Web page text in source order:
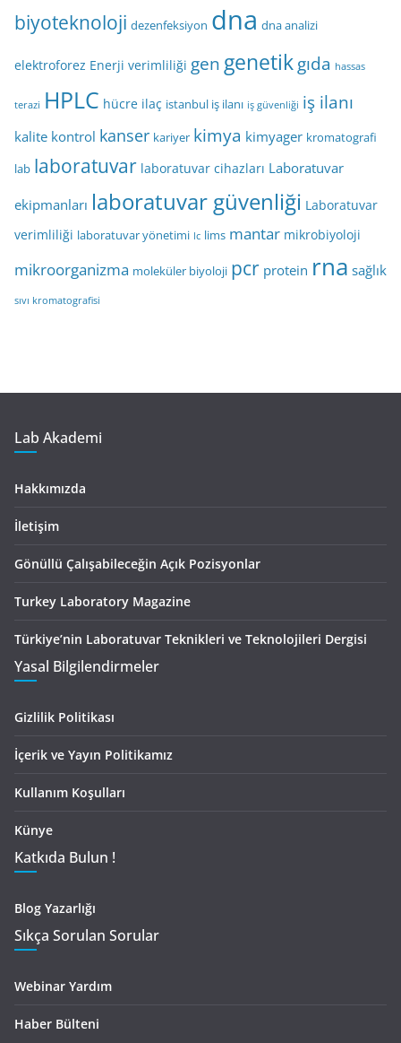
biyoteknoloji dezenfeksiyon dna dna analizi
elektroforez Enerji verimliliği gen genetikgıda hassas
terazi HPLC hücre ilaç istanbul iş ilanı iş güvenliği iş ilanı
kalite kontrol kanser kariyer kimya kimyager kromatografi
lab laboratuvar laboratuvar cihazları Laboratuvar
ekipmanları laboratuvar güvenliği Laboratuvar
verimliliği laboratuvar yönetimi lc lims mantar mikrobiyoloji
mikroorganizma moleküler biyoloji pcr protein rna sağlık
sıvı kromatografisi
Lab Akademi
Hakkımızda
İletişim
Gönüllü Çalışabileceğin Açık Pozisyonlar
Turkey Laboratory Magazine
Türkiye’nin Laboratuvar Teknikleri ve Teknolojileri Dergisi
Yasal Bilgilendirmeler
Gizlilik Politikası
İçerik ve Yayın Politikamız
Kullanım Koşulları
Künye
Katkıda Bulun !
Blog Yazarlığı
Sıkça Sorulan Sorular
Webinar Yardım
Haber Bülteni